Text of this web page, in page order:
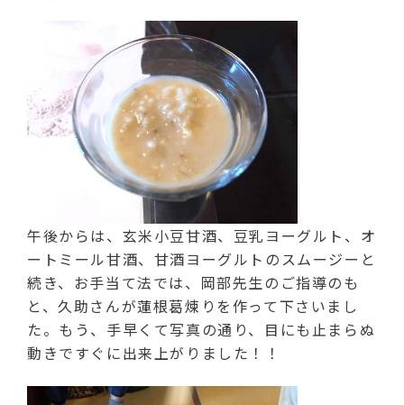
午後からは、玄米小豆甘酒、豆乳ヨーグルト、オ
ートミール甘酒、甘酒ヨーグルトのスムージーと
続き、お手当て法では、岡部先生のご指導のも
と、久助さんが蓮根葛煉りを作って下さいまし
た。もう、手早くて写真の通り、目にも止まらぬ
動きですぐに出来上がりました！！